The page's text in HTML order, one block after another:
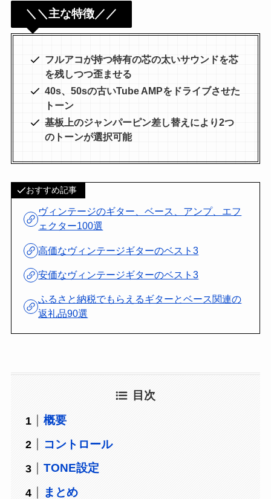
＼＼主な特徴／／
フルアコが持つ特有の芯の太いサウンドを芯
を残しつつ歪ませる
40s、50sの古いTube AMPをドライブさせた
トーン
基板上のジャンパーピン差し替えにより2つ
のトーンが選択可能
おすすめ記事
ヴィンテージのギター、ベース、アンプ、エフ
ェクター100選
高価なヴィンテージギターのベスト3
安価なヴィンテージギターのベスト3
ふるさと納税でもらえるギターとベース関連の
返礼品90選
目次
概要
コントロール
TONE設定
まとめ